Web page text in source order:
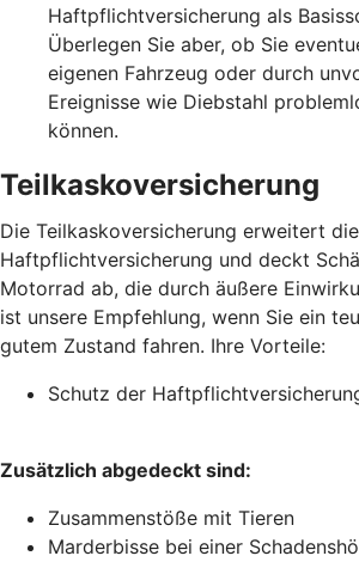
Haftpflichtversicherung als
Überlegen Sie aber, ob Sie
eigenen Fahrzeug oder durch
Ereignisse wie Diebstahl
können.
Teilkaskoversicherung
Die Teilkaskoversicherung erweitert
Haftpflichtversicherung und deckt
Motorrad ab, die durch äußere
ist unsere Empfehlung, wenn Sie ein
gutem Zustand fahren. Ihre Vorteile:
Schutz der
Zusätzlich abgedeckt sind:
Zusammenstöße mit Tieren
Marderbisse bei einer